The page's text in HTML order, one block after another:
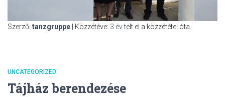
Szerző: tanzgruppe | Közzétéve: 3 évtelt el a közzététel óta
UNCATEGORIZED
Tájház berendezése